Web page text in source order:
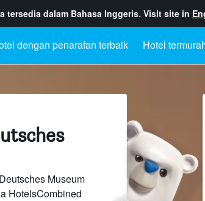
tersedia dalam Bahasa Inggeris. Visit site in
dengan penarafan terbaik Hotel
Museum
HotelsCombined